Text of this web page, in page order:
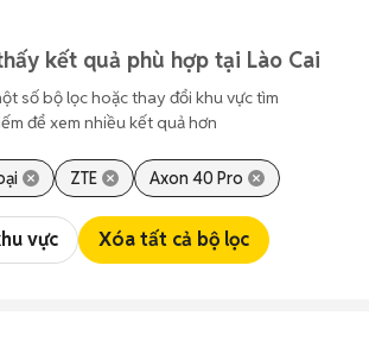
kết quả phù hợp tại Lào Cai
số bộ lọc hoặc thay đổi khu vực tìm
để xem nhiều kết quả hơn
ZTE Axon 40 Pro
vực Xóa tất cả bộ lọc